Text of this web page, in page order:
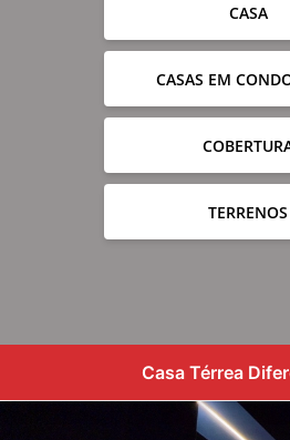
CASA
CASAS EM
TERRENOS
Casa Térrea